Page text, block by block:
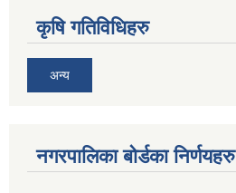
कृषि गतिविधिहरु
अन्य
नगरपालिका बोर्डका निर्णयहरु